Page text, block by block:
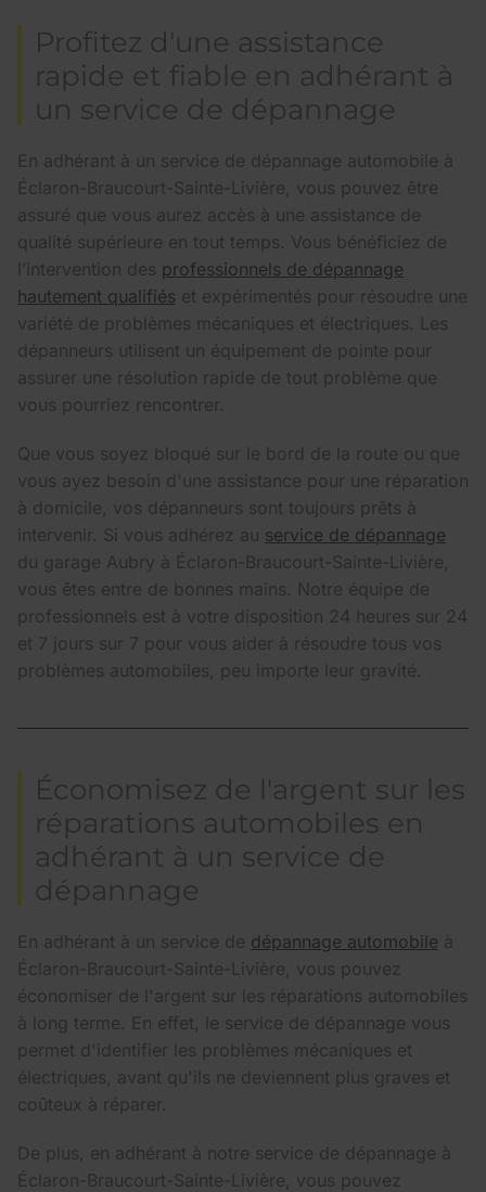
Profitez d'une assistance
rapide et fiable en adhérant à
un service de dépannage
En adhérant à un service de dépannage automobile à
Éclaron-Braucourt-Sainte-Livière, vous pouvez être
assuré que vous aurez accès à une assistance de
qualité supérieure en tout temps. Vous bénéficiez de
l’intervention des professionnels de dépannage
hautement qualifiés et expérimentés pour résoudre une
variété de problèmes mécaniques et électriques. Les
dépanneurs utilisent un équipement de pointe pour
assurer une résolution rapide de tout problème que
vous pourriez rencontrer.
Que vous soyez bloqué sur le bord de la route ou que
vous ayez besoin d'une assistance pour une réparation
à domicile, vos dépanneurs sont toujours prêts à
intervenir. Si vous adhérez au service de dépannage
du garage Aubry à Éclaron-Braucourt-Sainte-Livière,
vous êtes entre de bonnes mains. Notre équipe de
professionnels est à votre disposition 24 heures sur 24
et 7 jours sur 7 pour vous aider à résoudre tous vos
problèmes automobiles, peu importe leur gravité.
Économisez de l'argent sur les
réparations automobiles en
adhérant à un service de
dépannage
En adhérant à un service de dépannage automobile à
Éclaron-Braucourt-Sainte-Livière, vous pouvez
économiser de l'argent sur les réparations automobiles
à long terme. En effet, le service de dépannage vous
permet d'identifier les problèmes mécaniques et
électriques, avant qu'ils ne deviennent plus graves et
coûteux à réparer.
De plus, en adhérant à notre service de dépannage à
Éclaron-Braucourt-Sainte-Livière, vous pouvez